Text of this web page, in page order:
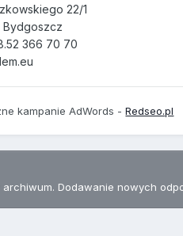
22/1
Bydgoszcz
366 70 70
kampanie AdWords -Redseo.pl
Dodawanie nowych